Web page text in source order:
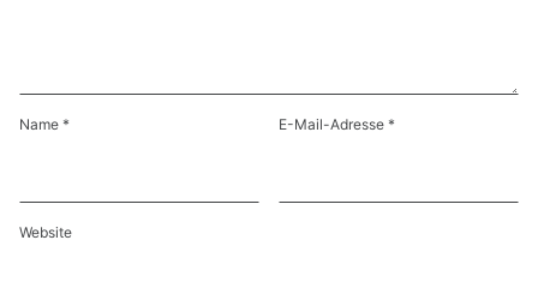
Name * E-Mail-Adresse*
Website